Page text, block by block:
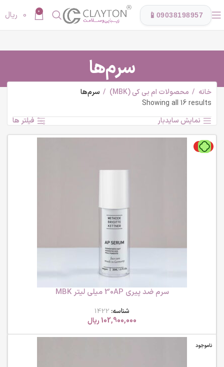
📱 09038198957
0
0 ریال
سرم‌ها
خانه محصولات ام بی کی (MBK)
سرم‌ها
Showing all 16 results
نمایش سایدبار
فیلتر ها
ویژه
سرم ضد پیری 30AP میلی لیتر MBK
شناسه: 1422
102,900,000ریال
ناموجود